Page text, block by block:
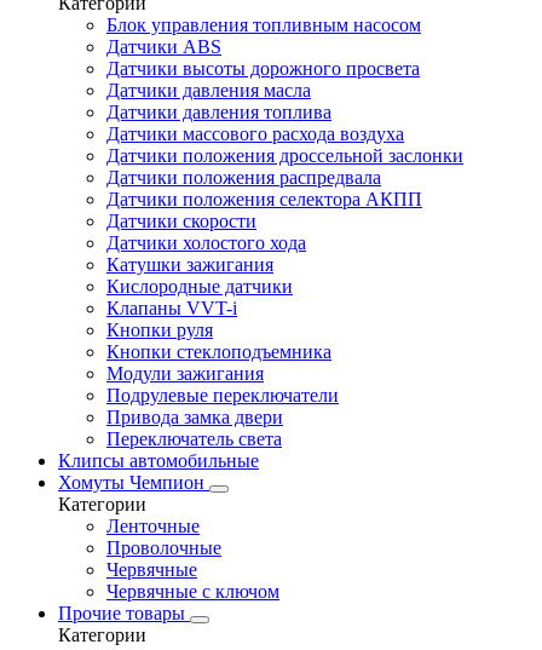
Блок управления топливным насосом
Датчики ABS
Датчики высоты дорожного просвета
Датчики давления масла
Датчики давления топлива
Датчики массового расхода воздуха
Датчики положения дроссельной заслонки
Датчики положения распредвала
Датчики положения селектора АКПП
Датчики скорости
Датчики холостого хода
Катушки зажигания
Кислородные датчики
Клапаны VVT-i
Кнопки руля
Кнопки стеклоподъемника
Модули зажигания
Подрулевые переключатели
Привода замка двери
Переключатель света
Клипсы автомобильные
Хомуты Чемпион
Категории
Ленточные
Проволочные
Червячные
Червячные с ключом
Прочие товары
Категории